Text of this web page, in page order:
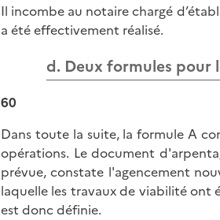
Il incombe au notaire chargé
a été effectivement réalisé.
d. Deux formules pour
60
Dans toute la suite, la formule A
opérations. Le document
prévue, constate l'agencement
laquelle les travaux de viabilité ont
est donc définie.